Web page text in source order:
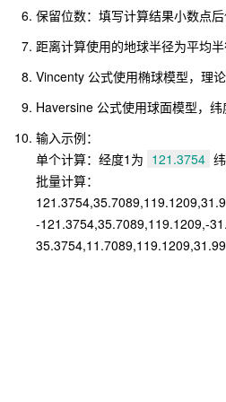
保留位数：填写计算结果小数点
距离计算使用的地球半径为平均
Vincenty 公式使用椭球模型，理论
Haversine 公式使用球面模型，纬
输入示例：
单个计算：经度1为 121.3754
批量计算：
-121.3754,35.7089,119.1209,-